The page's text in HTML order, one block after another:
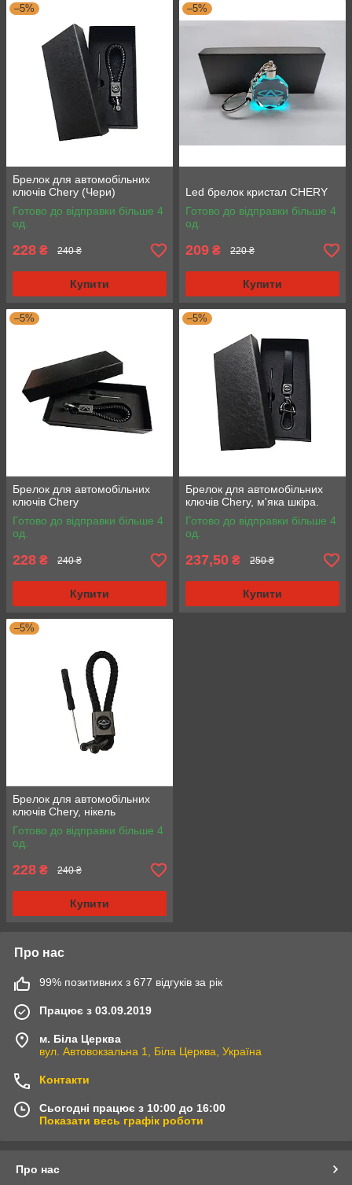
–5%
Брелок для автомобільних
ключів Chery (Чери)
Готово до відправки більше 4
од.
228 ₴ 240 ₴
Купити
–5%
Led брелок кристал CHERY
Готово до відправки більше 4
од.
209 ₴ 220 ₴
Купити
–5%
Брелок для автомобільних
ключів Chery
Готово до відправки більше 4
од.
228 ₴ 240 ₴
Купити
–5%
Брелок для автомобільних
ключів Chery, м'яка шкіра.
Готово до відправки більше 4
од.
237,50 ₴ 250 ₴
Купити
–5%
Брелок для автомобільних
ключів Chery, нікель
Готово до відправки більше 4
од.
228 ₴ 240 ₴
Купити
Про нас
99% позитивних з 677 відгуків за рік
Працює з 03.09.2019
м. Біла Церква
вул. Автовокзальна 1, Біла Церква, Україна
Контакти
Сьогодні працює з 10:00 до 16:00
Показати весь графік роботи
Про нас